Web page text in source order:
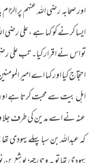
اور صحابہ رضی اللہ عنہم پر
ایسا کرنے کو کہا ہے ، علی
تو اس نے اقرار کیا۔ تب علی
احتجاج کیا اور کہا اے امیر
اہل بیت سے محبت کرتا ہے
عنہ نے اسے مدین کی طرف جلا
کہ عبداللہ بن سبا پہلے یہودی